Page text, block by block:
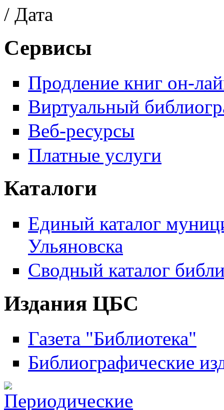
/ Дата
Сервисы
Продление книг он-
Виртуальный
Веб-ресурсы
Платные услуги
Каталоги
Единый каталог
Ульяновска
Сводный каталог
Издания ЦБС
Газета "Библиотека"
Библиографические